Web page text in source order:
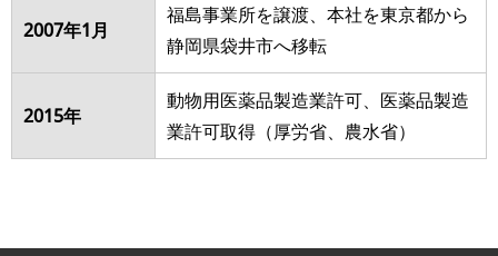
2007年1月
福島事業所を譲渡、本社を東京都から
静岡県袋井市へ移転
2015年
動物用医薬品製造業許可、医薬品製造
業許可取得（厚労省、農水省）